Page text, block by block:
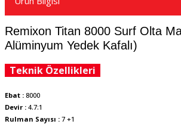
Remixon Titan 8000 Surf Olta
Alüminyum Yedek Kafalı)
Teknik Özellikleri
Ebat : 8000
Devir : 4.7:1
Rulman Sayısı : 7 +1